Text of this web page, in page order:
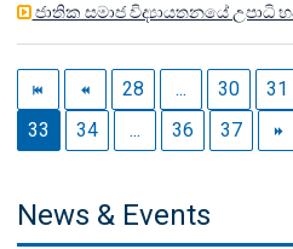
ජාතික සමාජ විද්‍යායතනයේ උපාධි
28 ... 30 31
33
34 ... 36 37
News & Events